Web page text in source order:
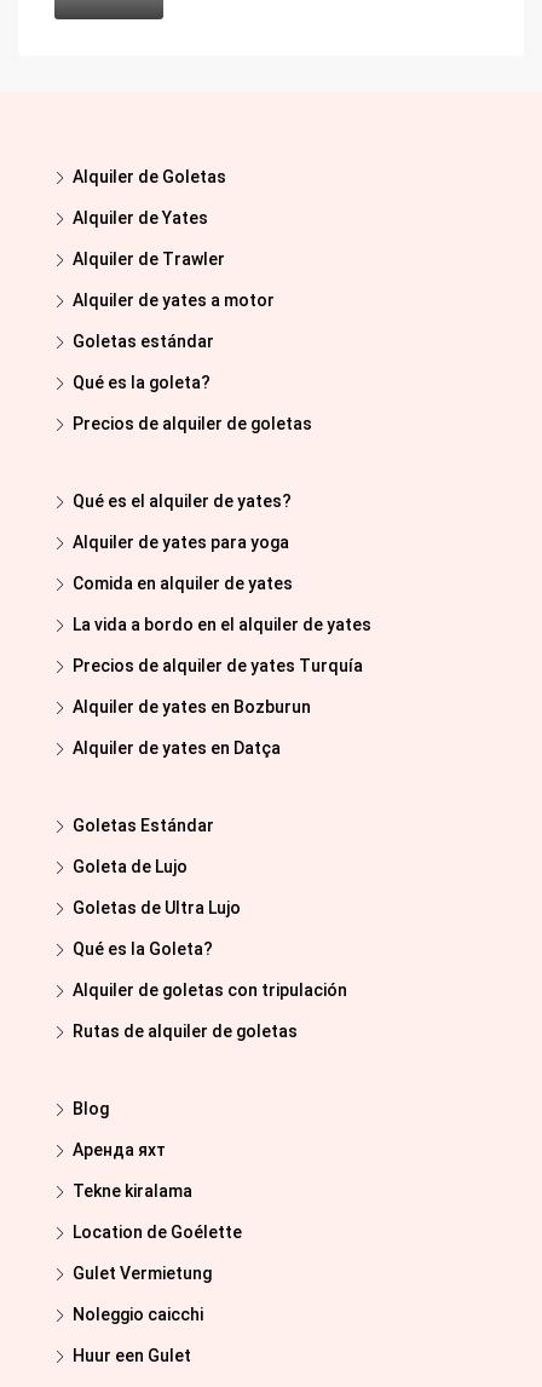
Alquiler de Goletas
Alquiler de Yates
Alquiler de Trawler
Alquiler de yates a motor
Goletas estándar
Qué es la goleta?
Precios de alquiler de goletas
Qué es el alquiler de yates?
Alquiler de yates para yoga
Comida en alquiler de yates
La vida a bordo en el alquiler de yates
Precios de alquiler de yates Turquía
Alquiler de yates en Bozburun
Alquiler de yates en Datça
Goletas Estándar
Goleta de Lujo
Goletas de Ultra Lujo
Qué es la Goleta?
Alquiler de goletas con tripulación
Rutas de alquiler de goletas
Blog
Аренда яхт
Tekne kiralama
Location de Goélette
Gulet Vermietung
Noleggio caicchi
Huur een Gulet